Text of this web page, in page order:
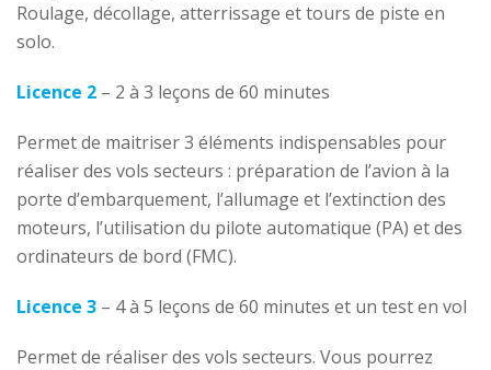
Roulage, décollage, atterrissage et tours de piste en
solo.
Licence 2 – 2 à 3 leçons de 60 minutes
Permet de maitriser 3 éléments indispensables pour
réaliser des vols secteurs : préparation de l’avion à la
porte d’embarquement, l’allumage et l’extinction des
moteurs, l’utilisation du pilote automatique (PA) et des
ordinateurs de bord (FMC).
Licence 3 – 4 à 5 leçons de 60 minutes et un test en vol
Permet de réaliser des vols secteurs. Vous pourrez